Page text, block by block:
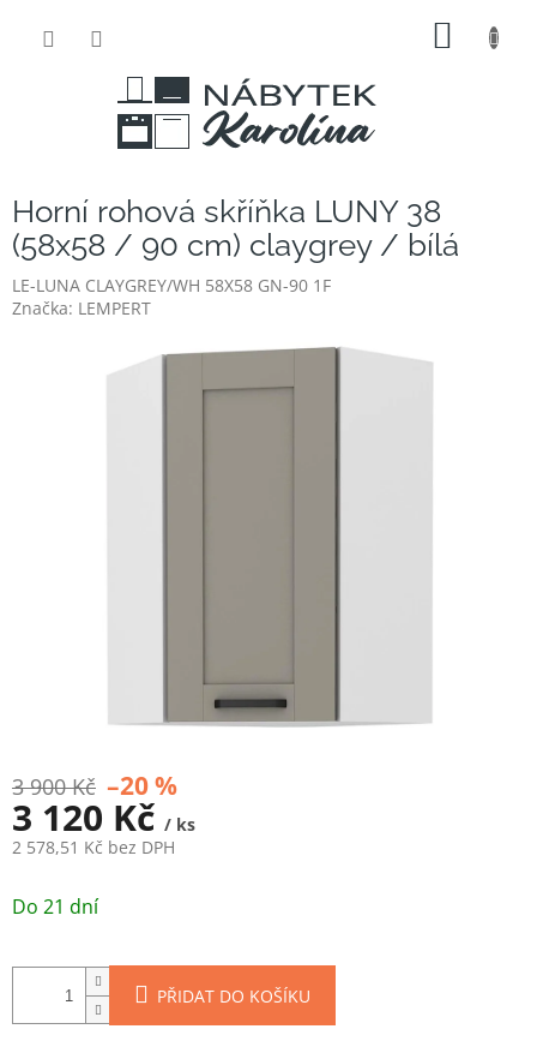
Horní rohová skříňka LUNY 38
(58x58 / 90 cm) claygrey / bílá
LE-LUNA CLAYGREY/WH 58X58 GN-90 1F
Značka: LEMPERT
3 900 Kč –20 %
3 120 Kč / ks
2 578,51 Kč bez DPH
cena:
Do 21 dní
PŘIDAT DO KOŠÍKU